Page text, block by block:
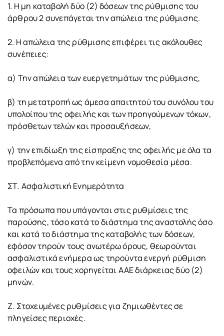
1. Η μη καταβολή δύο (2) δόσεων της ρύθμισης του
άρθρου 2 συνεπάγεται την απώλεια της ρύθμισης.
2. Η απώλεια της ρύθμισης επιφέρει τις ακόλουθες
συνέπειες:
α) Την απώλεια των ευεργετημάτων της ρύθμισης,
β) τη μετατροπή ως άμεσα απαιτητού του συνόλου του
υπολοίπου της οφειλής και των προηγούμενων τόκων,
πρόσθετων τελών και προσαυξήσεων,
γ) την επιδίωξη της είσπραξης της οφειλής με όλα τα
προβλεπόμενα από την κείμενη νομοθεσία μέσα.
ΣΤ. Ασφαλιστική Ενημερότητα
Τα πρόσωπα που υπάγονται στις ρυθμίσεις της
παρούσης, τόσο κατά το διάστημα της αναστολής όσο
και κατά το διάστημα της καταβολής των δόσεων,
εφόσον τηρούν τους ανωτέρω όρους, θεωρούνται
ασφαλιστικά ενήμερα ως τηρούντα ενεργή ρύθμιση
οφειλών και τους χορηγείται ΑΑΕ διάρκειας δύο (2)
μηνών.
Ζ. Στοχευμένες ρυθμίσεις για ζημιωθέντες σε
πληγείσες περιοχές.